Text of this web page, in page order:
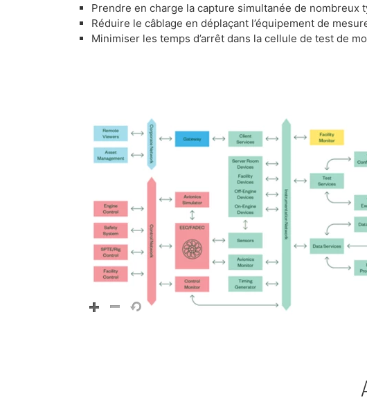
Prendre en charge la capture simultanée de nombreux
Réduire le câblage en déplaçant l’équipement de
Minimiser les temps d’arrêt dans la cellule de test de